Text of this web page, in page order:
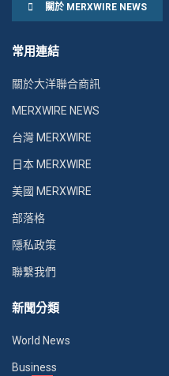
關於 MERXWIRE NEWS
常用連結
關於大洋聯合商訊
MERXWIRE NEWS
台灣 MERXWIRE
日本 MERXWIRE
美國 MERXWIRE
部落格
隱私政策
聯繫我們
新聞分類
World News
Business